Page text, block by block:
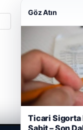
Hastaş Beton
26/05/2026
Göz Atın
Ticari Sigorta
Sabit – Son